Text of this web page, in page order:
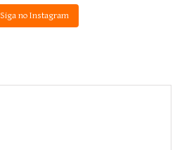
Siga no Instagram